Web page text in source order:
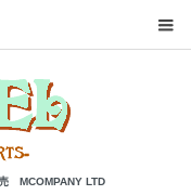
MCOMPANY LTD